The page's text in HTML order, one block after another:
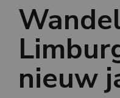
nieuw